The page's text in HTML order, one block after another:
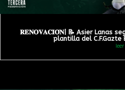
𝐑𝐄𝐍𝐎𝐕𝐀𝐂𝐈𝐎́𝐍| 📝 Asier Lanas
plantilla del C.F.Gazte